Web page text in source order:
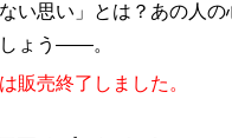
い思い」とは？あの人
ょう——。
販売終了しました。